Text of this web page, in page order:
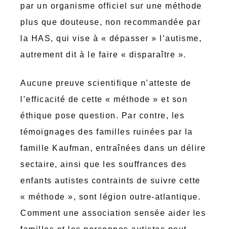
par un organisme officiel sur une méthode
plus que douteuse, non recommandée par
la HAS, qui vise à « dépasser » l’autisme,
autrement dit à le faire « disparaître ».
Aucune preuve scientifique n’atteste de
l’efficacité de cette « méthode » et son
éthique pose question. Par contre, les
témoignages des familles ruinées par la
famille Kaufman, entraînées dans un délire
sectaire, ainsi que les souffrances des
enfants autistes contraints de suivre cette
« méthode », sont légion outre-atlantique.
Comment une association sensée aider les